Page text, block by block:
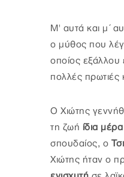
Μ' αυτά και μ΄
ο μύθος που
οποίος εξάλλου
πολλές πρωτιές
Ο Χιώτης
τη ζωή ίδια
σπουδαίος, ο
Χιώτης ήταν ο